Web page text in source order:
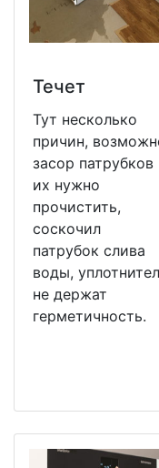
Течет
Тут несколько
причин,
засор патрубков
их нужно
прочистить,
соскочил
патрубок слива
воды,
не держат
герметичность.